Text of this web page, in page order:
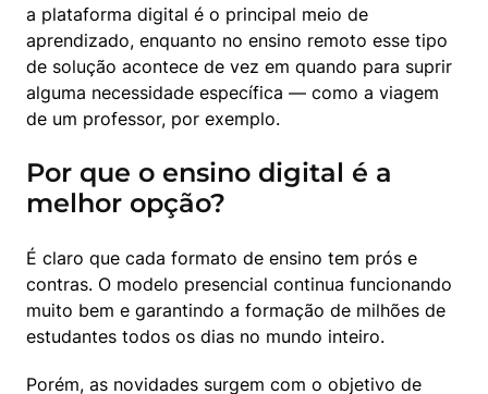
a plataforma digital é o principal meio de
aprendizado, enquanto no ensino remoto esse tipo
de solução acontece de vez em quando para suprir
alguma necessidade específica — como a viagem
de um professor, por exemplo.
Por que o ensino digital é a
melhor opção?
É claro que cada formato de ensino tem prós e
contras. O modelo presencial continua funcionando
muito bem e garantindo a formação de milhões de
estudantes todos os dias no mundo inteiro.
Porém, as novidades surgem com o objetivo de